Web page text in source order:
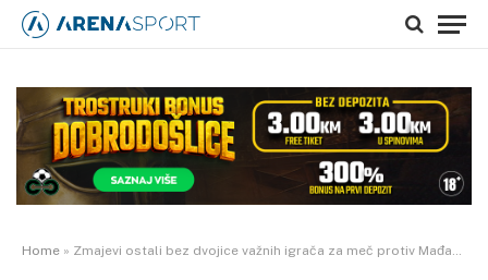
Home » Zmajevi ostali bez dvojice važnih igrača za meč protiv Mađarske